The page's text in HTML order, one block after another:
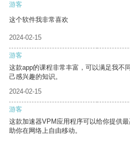
游客
这个软件我非常喜欢
2024-02-15
游客
这款app的课程非常丰富，可以满足我不
己感兴趣的知识。
2024-02-15
游客
这款加速器VPM应用程序可以给你提供
助你在网络上自由移动。